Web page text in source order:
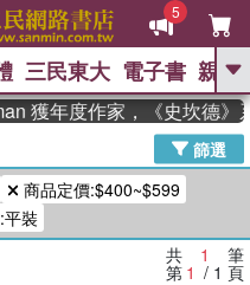
5
GO
高希均教授回憶錄
Odyssey 、 父親節 、 如果歷
喵 、 暑期推薦 、 國際布克
遊錄
、 數學女孩：黎曼猜想 、
走神經
三民東大 電子書 親子
獲年度作家，《史坎德》
篩選
商品定價:$400~$599
平裝
共 1 筆
第 1 / 1 頁